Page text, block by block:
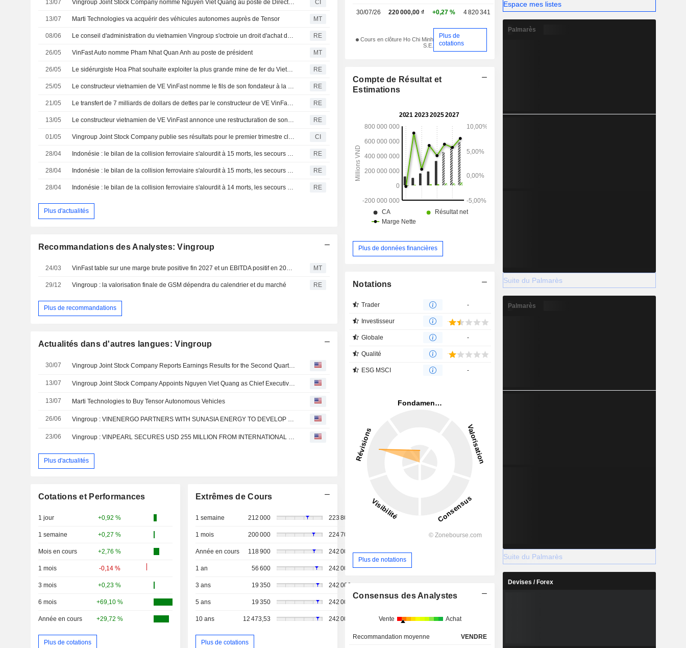
13/07 Vingroup Joint Stock Company nomme Nguyen Viet Quang au poste de Directeur général, à compter du 10 juillet 2026 CI
13/07 Marti Technologies va acquérir des véhicules autonomes auprès de Tensor MT
08/06 Le conseil d'administration du vietnamien Vingroup s'octroie un droit d'achat dans les filiales de transport et d'énergie de son président RE
26/05 VinFast Auto nomme Pham Nhat Quan Anh au poste de président MT
26/05 Le sidérurgiste Hoa Phat souhaite exploiter la plus grande mine de fer du Vietnam RE
25/05 Le constructeur vietnamien de VE VinFast nomme le fils de son fondateur à la présidence RE
21/05 Le transfert de 7 milliards de dollars de dettes par le constructeur de VE VinFast suscite l'inquiétude RE
13/05 Le constructeur vietnamien de VE VinFast annonce une restructuration de son capital RE
01/05 Vingroup Joint Stock Company publie ses résultats pour le premier trimestre clos le 31 mars 2026 CI
28/04 Indonésie : le bilan de la collision ferroviaire s'alourdit à 15 morts, les secours achèvent l'evacuation RE
28/04 Indonésie : le bilan de la collision ferroviaire s'alourdit à 15 morts, les secours achèvent l'evacuation RE
28/04 Indonésie : le bilan de la collision ferroviaire s'alourdit à 14 morts, les secours achèvent l'evacuation RE
Plus d'actualités
Recommandations des Analystes: Vingroup
24/03 MT
29/12 Vingroup : la valorisation finale de GSM dépendra du calendrier et du marché RE
Plus de recommandations
Actualités dans d'autres langues: Vingroup
30/07
13/07
13/07 Marti Technologies to Buy Tensor Autonomous Vehicles
26/06
23/06
Plus d'actualités
Cotations et Performances
1 jour +0,92 %
1 semaine +0,27 %
Mois en cours +2,76 %
1 mois -0,14 %
3 mois +0,23 %
6 mois +69,10 %
Année en cours +29,72 %
Plus de cotations
Extrêmes de Cours
1 semaine 212 000 223 800
1 mois 200 000 224 700
Année en cours 118 900 242 000
1 an 56 600 242 000
3 ans 19 350 242 000
5 ans 19 350 242 000
10 ans 12 473,53 242 000
Plus de cotations
30/07/26 220 000,00 ₫ +0,27 % 4 820 341
Cours en clôture Ho Chi Minh
S.E.
Plus de
cotations
Compte de Résultat et
Estimations
Plus de données financières
Notations
Trader -
Investisseur
Globale -
Qualité
ESG MSCI -
Plus de notations
Consensus des Analystes
Vente Achat
Recommandation moyenne VENDRE
Espace mes listes
Palmarès
Suite du Palmarès
Palmarès
Suite du Palmarès
Devises / Forex